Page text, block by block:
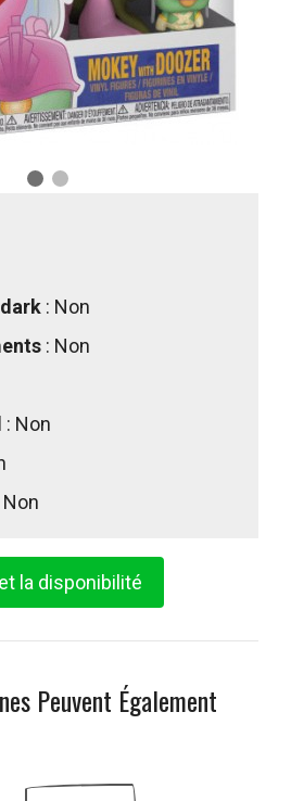
: Non
: Non
: Non
Non
la disponibilité
Peuvent Également